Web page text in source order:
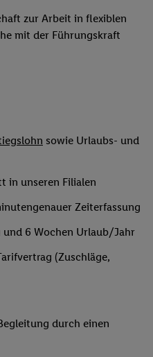
zur Arbeit in flexiblen
mit der Führungskraft
sowie Urlaubs- und
in unseren Filialen
Zeiterfassung
6 Wochen Urlaub/Jahr
(Zuschläge,
durch einen